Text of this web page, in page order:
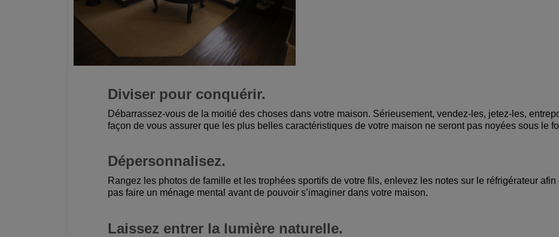
Diviser pour conquérir.
Débarrassez-vous de la moitié des choses dans votre maison. Sérieusement, vendez-les, jetez-les,
façon de vous assurer que les plus belles caractéristiques de votre maison ne seront pas noyées sous le
Dépersonnalisez.
Rangez les photos de famille et les trophées sportifs de votre fils, enlevez les notes sur le réfrigérateur
pas faire un ménage mental avant de pouvoir s’imaginer dans votre maison.
Laissez entrer la lumière naturelle.